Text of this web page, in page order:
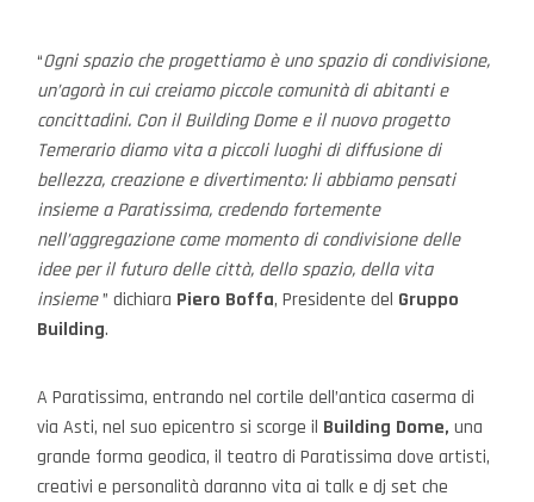
“Ogni spazio che progettiamo è uno spazio di condivisione,
un’agorà in cui creiamo piccole comunità di abitanti e
concittadini. Con il Building Dome e il nuovo progetto
Temerario diamo vita a piccoli luoghi di diffusione di
bellezza, creazione e divertimento: li abbiamo pensati
insieme a Paratissima, credendo fortemente
nell’aggregazione come momento di condivisione delle
idee per il futuro delle città, dello spazio, della vita
insieme” dichiara Piero Boffa, Presidente del Gruppo
Building.
A Paratissima, entrando nel cortile dell’antica caserma di
via Asti, nel suo epicentro si scorge il Building Dome, una
grande forma geodica, il teatro di Paratissima dove artisti,
creativi e personalità daranno vita ai talk e dj set che